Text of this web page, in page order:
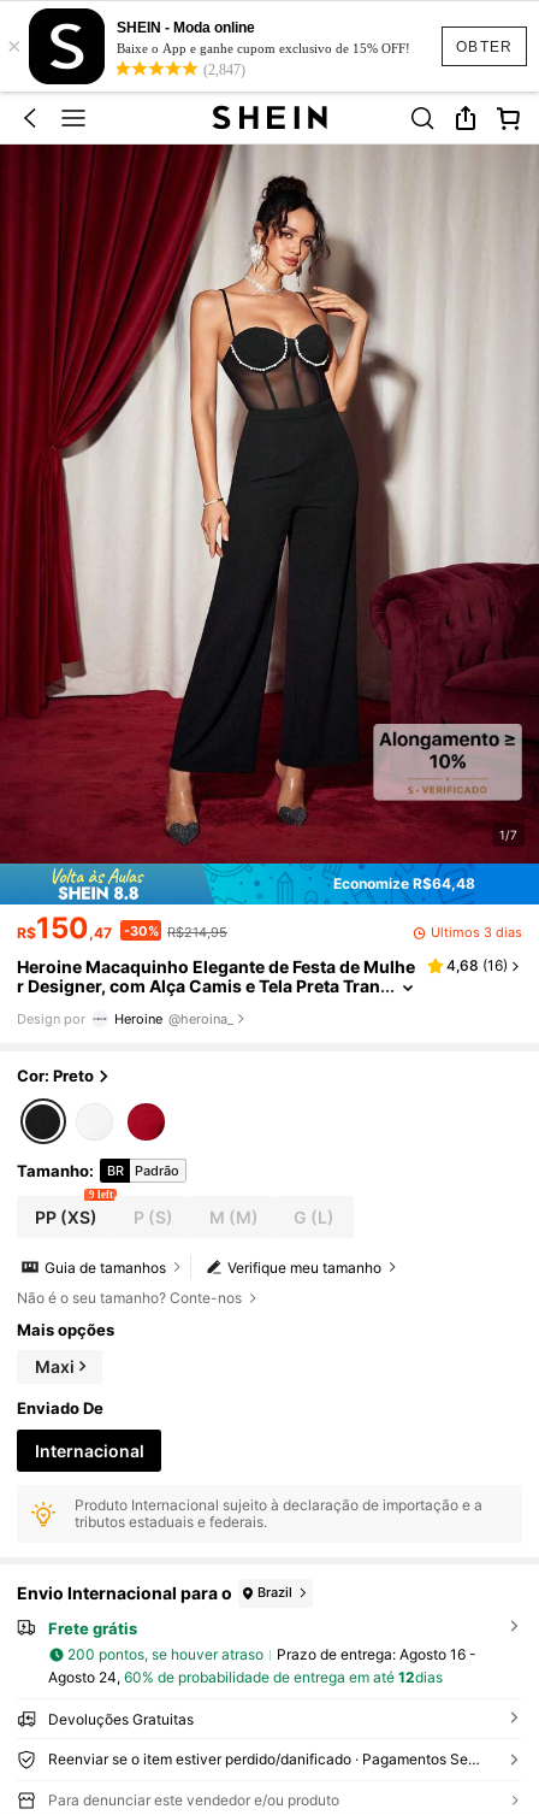
OBTER
×
SHEIN - Moda online
Baixe o App e ganhe cupom exclusivo de 15% OFF!
(2,847)
1/7
Economize R$64,48
R$150,47 -30% R$214,95 Últimos 3 dias
Heroine Macaquinho Elegante de Festa de Mulhe
r Designer, com Alça Camis e Tela Preta Tran
s, Fantasias de Rave
4,68 (16)
Design por Heroine @heroina_
Cor: Preto
Tamanho: BR Padrão
PP(XS)
9 left
P (S) M (M) G (L)
Verifique meu tamanho
Guia de tamanhos
Não é o seu tamanho? Conte-nos
Mais opções
Maxi
Enviado De
Internacional
Produto Internacional sujeito à declaração de importação e a
tributos estaduais e federais.
Envio Internacional para o Brazil
Frete grátis
200 pontos, se houver atraso Prazo de entrega: Agosto 16 -
Agosto 24, 60% de probabilidade de entrega em até 12dias
Devoluções Gratuitas
Reenviar se o item estiver perdido/danificado · Pagamentos Seguros · Proteção de privacidade
Para denunciar este vendedor e/ou produto